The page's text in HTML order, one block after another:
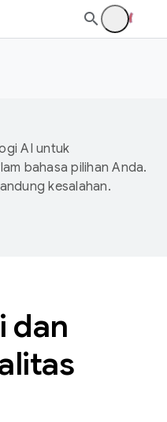
AI untuk
bahasa pilihan Anda.
kesalahan.
dan